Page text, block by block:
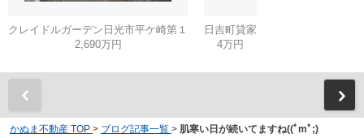
クレイドルガーデン日光市平ケ崎第１
2,690万円
日吉町貸家
4万円
かぬま不動産 TOP > ブログ記事一覧 > 肌寒い日が続いてますね((ﾟmﾟ;)